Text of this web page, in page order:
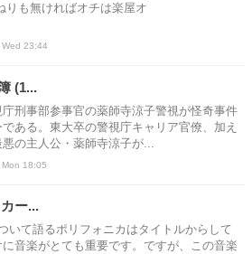
りも無ければオチは楽屋オ
23:44
(1...
庁刑事部参事官の薬師寺涼子警視が怪奇事件
ある。東大卒の警視庁キャリア官僚、加え
の主人公・薬師寺涼子が...
18:05
ー...
いて語るポリフォニカはタイトルからして
音楽がとても重要です。ですが、この音楽